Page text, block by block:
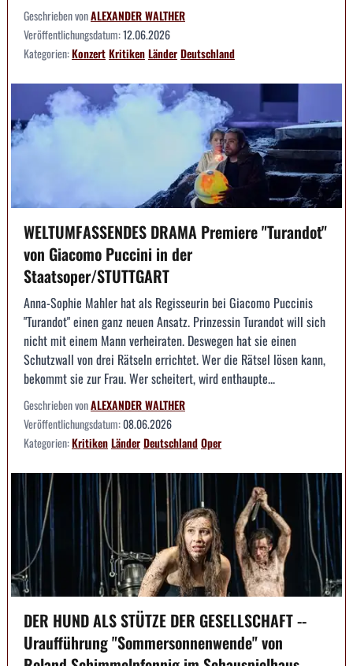
Geschrieben vonALEXANDER WALTHER
Veröffentlichungsdatum:12.06.2026
Kategorien:KonzertKritikenLänderDeutschland
WELTUMFASSENDES DRAMA Premiere "Turandot"
von Giacomo Puccini in der
Staatsoper/STUTTGART
Anna-Sophie Mahler hat als Regisseurin bei Giacomo Puccinis
"Turandot" einen ganz neuen Ansatz. Prinzessin Turandot will sich
nicht mit einem Mann verheiraten. Deswegen hat sie einen
Schutzwall von drei Rätseln errichtet. Wer die Rätsel lösen kann,
bekommt sie zur Frau. Wer scheitert, wird enthaupte...
Geschrieben vonALEXANDER WALTHER
Veröffentlichungsdatum:08.06.2026
Kategorien:KritikenLänderDeutschlandOper
DER HUND ALS STÜTZE DER GESELLSCHAFT --
Uraufführung "Sommersonnenwende" von